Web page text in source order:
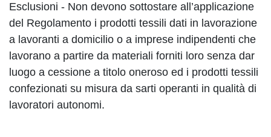
Esclusioni - Non devono sottostare all’applicazione
del Regolamento i prodotti tessili dati in lavorazione
a lavoranti a domicilio o a imprese indipendenti che
lavorano a partire da materiali forniti loro senza dar
luogo a cessione a titolo oneroso ed i prodotti tessili
confezionati su misura da sarti operanti in qualità di
lavoratori autonomi.